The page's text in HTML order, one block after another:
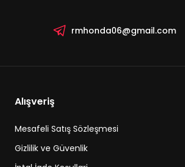
rmhonda06@gmail.com
Alışveriş
Mesafeli Satış Sözleşmesi
Gizlilik ve Güvenlik